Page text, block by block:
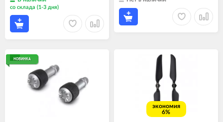
со склада (1-3 дня)
НОВИНКА
экономия
6%